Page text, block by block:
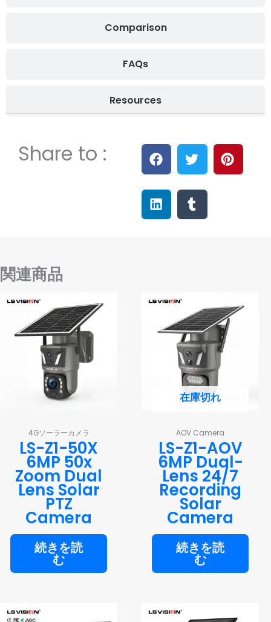
Comparison
FAQs
Resources
Share to :
関連商品
4Gソーラーカメラ
LS-Z1-50X
6MP 50x
Zoom Dual
Lens Solar
PTZ
Camera
続きを読
む
在庫切れ
AOV Camera
LS-Z1-AOV
6MP Dual-
Lens 24/7
Recording
Solar
Camera
続きを読
む